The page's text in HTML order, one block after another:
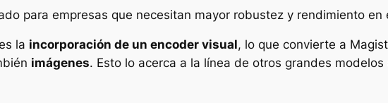
para empresas que necesitan mayor robustez y rendimiento en
la incorporación de un encoder visual, lo que convierte a
imágenes. Esto lo acerca a la línea de otros grandes